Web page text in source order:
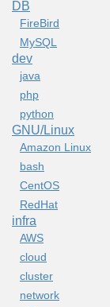
DB
FireBird
MySQL
dev
java
php
python
GNU/Linux
Amazon Linux
bash
CentOS
RedHat
infra
AWS
cloud
cluster
network